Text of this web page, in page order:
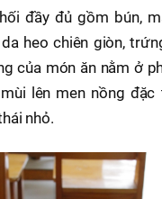
đầy đủ gồm bún,
heo chiên giòn,
của món ăn nằm ở
lên men nồng đặc
nhỏ.